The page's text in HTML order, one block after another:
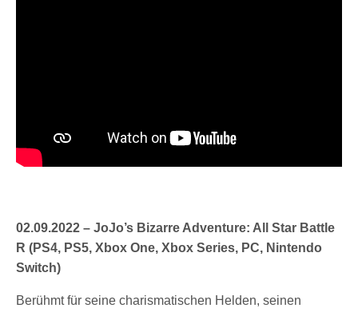
02.09.2022 – JoJo’s Bizarre Adventure: All Star Battle
R (PS4, PS5, Xbox One, Xbox Series, PC, Nintendo
Switch)
Berühmt für seine charismatischen Helden, seinen